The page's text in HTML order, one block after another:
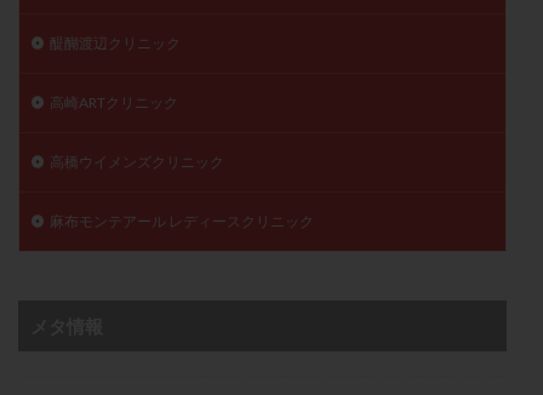
醍醐渡辺クリニック
高崎ARTクリニック
高橋ウイメンズクリニック
麻布モンテアール レディースクリニック